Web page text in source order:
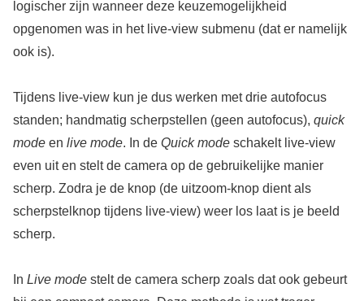
logischer zijn wanneer deze keuzemogelijkheid
opgenomen was in het live-view submenu (dat er namelijk
ook is).
Tijdens live-view kun je dus werken met drie autofocus
standen; handmatig scherpstellen (geen autofocus), quick
modeen live mode. In de Quick modeschakelt live-view
even uit en stelt de camera op de gebruikelijke manier
scherp. Zodra je de knop (de uitzoom-knop dient als
scherpstelknop tijdens live-view) weer los laat is je beeld
scherp.
In Live modestelt de camera scherp zoals dat ook gebeurt